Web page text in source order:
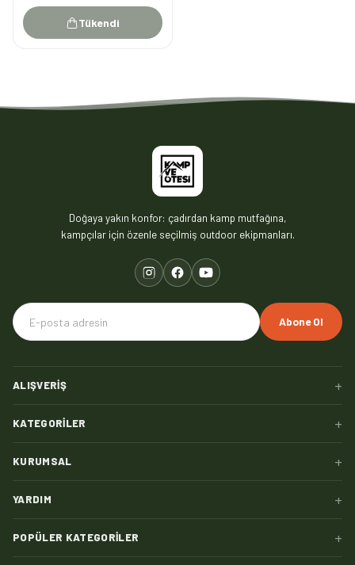
Tükendi
Doğaya yakın konfor: çadırdan kamp mutfağına,
kampçılar için özenle seçilmiş outdoor ekipmanları.
Abone Ol
ALIŞVERIŞ +
KATEGORILER +
KURUMSAL +
YARDIM +
POPÜLER KATEGORILER +